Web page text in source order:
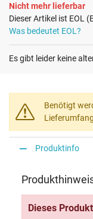
Nicht mehr lieferbar
Dieser Artikel ist EOL
Was bedeutet EOL?
Es gibt leider keine
Benötigt
Produktinfo
Dieses